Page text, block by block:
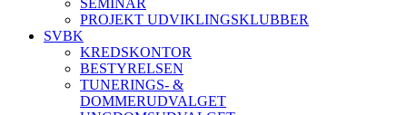
SEMINAR
PROJEKT UDVIKLINGSKLUBBER
SVBK
KREDSKONTOR
BESTYRELSEN
TUNERINGS- &
DOMMERUDVALGET